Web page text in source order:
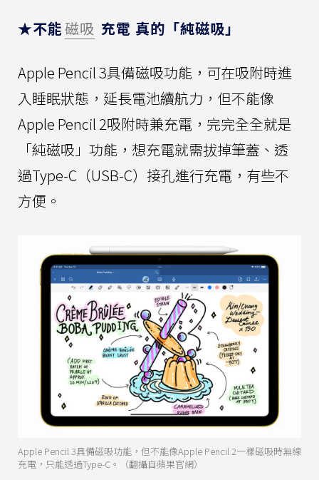
★不能 磁吸 充電 真的「純磁吸」
Apple Pencil 3具備磁吸功能，可在吸附時進
入睡眠狀態，延長電池續航力，但不能像
Apple Pencil 2吸附時兼充電，完完全全就是
「純磁吸」功能，想充電就需拔掉筆蓋、透
過Type-C（USB-C）接孔進行充電，有些不
方便。
Apple Pencil 3具備磁吸功能，但不能像Apple Pencil 2一樣磁吸時無線
充電，只能透過Type-C。（翻攝自蘋果官網）